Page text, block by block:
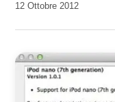
da
12 Ottobre 2012